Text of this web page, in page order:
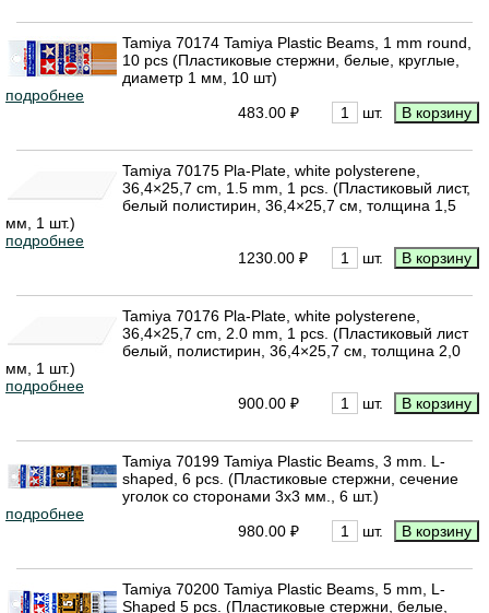
Tamiya 70174 Tamiya Plastic Beams, 1 mm round,
10 pcs (Пластиковые стержни, белые, круглые,
диаметр 1 мм, 10 шт)
подробнее
483.00 ₽
шт.
Tamiya 70175 Pla-Plate, white polysterene,
36,4×25,7 cm, 1.5 mm, 1 pcs. (Пластиковый лист,
белый полистирин, 36,4×25,7 см, толщина 1,5
мм, 1 шт.)
подробнее
1230.00 ₽
шт.
Tamiya 70176 Pla-Plate, white polysterene,
36,4×25,7 cm, 2.0 mm, 1 pcs. (Пластиковый лист
белый, полистирин, 36,4×25,7 см, толщина 2,0
мм, 1 шт.)
подробнее
900.00 ₽
шт.
Tamiya 70199 Tamiya Plastic Beams, 3 mm. L-
shaped, 6 pcs. (Пластиковые стержни, сечение
уголок со сторонами 3х3 мм., 6 шт.)
подробнее
980.00 ₽
шт.
Tamiya 70200 Tamiya Plastic Beams, 5 mm, L-
Shaped 5 pcs. (Пластиковые стержни, белые,